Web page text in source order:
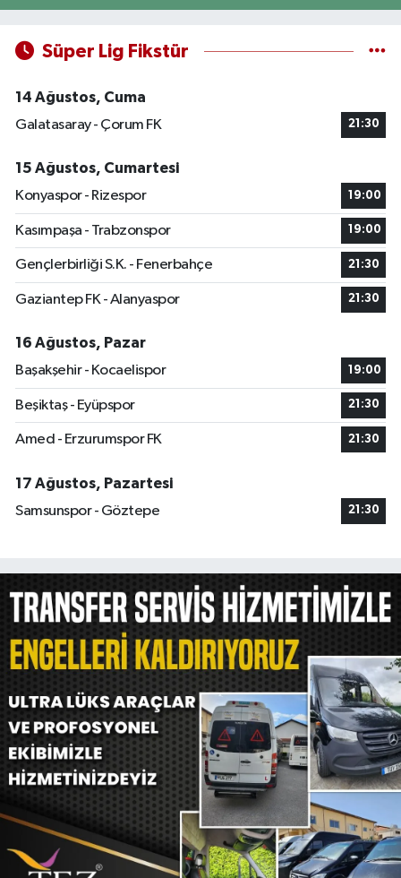
Süper Lig Fikstür
14 Ağustos, Cuma
Galatasaray - Çorum FK
21:30
15 Ağustos, Cumartesi
Konyaspor - Rizespor
19:00
Kasımpaşa - Trabzonspor 19:00
Gençlerbirliği S.K. - Fenerbahçe 21:30
Gaziantep FK - Alanyaspor 21:30
16 Ağustos, Pazar
Başakşehir - Kocaelispor
19:00
Beşiktaş - Eyüpspor 21:30
Amed - Erzurumspor FK 21:30
17 Ağustos, Pazartesi
Samsunspor - Göztepe
21:30